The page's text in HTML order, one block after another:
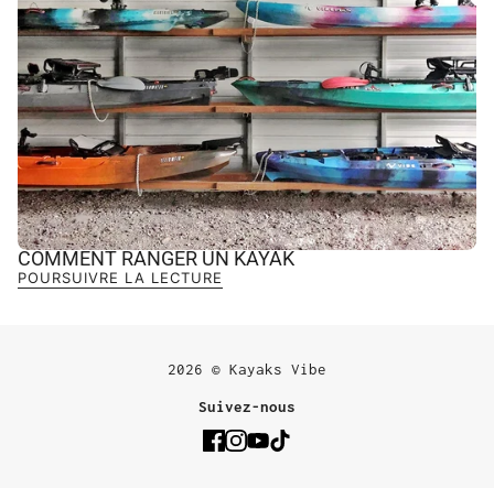
COMMENT RANGER UN KAYAK
POURSUIVRE LA LECTURE
2026 © Kayaks Vibe
Suivez-nous